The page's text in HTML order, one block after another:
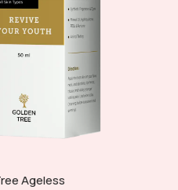
Ageless